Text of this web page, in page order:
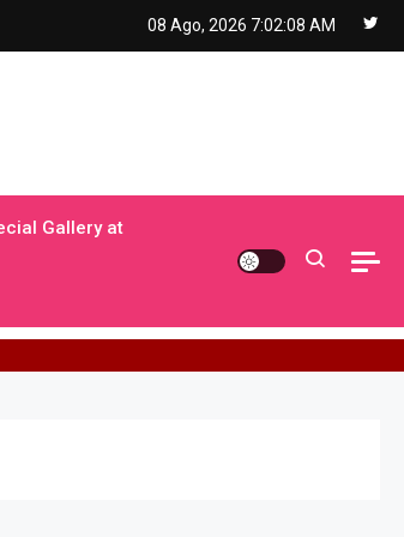
08 Ago, 2026 7:02:09 AM
Gallery at